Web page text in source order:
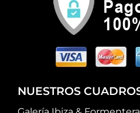
NUESTROS